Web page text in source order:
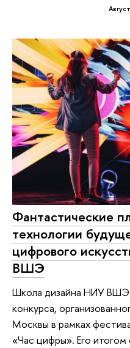
Фантастические
технологии
цифрового
ВШЭ
Школа дизайна НИУ ВШЭ
конкурса,
Москвы в рамках
«Час цифры». Его итогом